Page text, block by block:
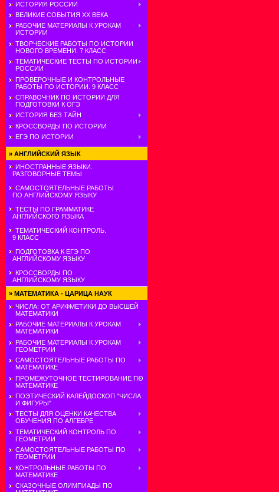
ИСТОРИЯ РОССИИ
ВЕЛИКИЕ СОБЫТИЯ ХХ ВЕКА
РАБОЧИЕ МАТЕРИАЛЫ К УРОКАМ
ИСТОРИИ
ТВОРЧЕСКИЕ РАБОТЫ ПО ИСТОРИИ
НОВОГО ВРЕМЕНИ. 7 КЛАСС
ТЕМАТИЧЕСКИЕ ТЕСТЫ ПО ИСТОРИИ
РОССИИ
ПРОВЕРОЧНЫЕ И КОНТРОЛЬНЫЕ
РАБОТЫ ПО ИСТОРИИ. 9 КЛАСС
СПРАВОЧНИК ПО ИСТОРИИ ДЛЯ
ПОДГОТОВКИ К ОГЭ
ИСТОРИЯ БЕЗ ТАЙН
КРОССВОРДЫ ПО ИСТОРИИ
ЕГЭ ПО ИСТОРИИ
» АНГЛИЙСКИЙ ЯЗЫК
ИНОСТРАННЫЕ ЯЗЫКИ.
РАЗГОВОРНЫЕ ТЕМЫ
САМОСТОЯТЕЛЬНЫЕ РАБОТЫ
ПО АНГЛИЙСКОМУ ЯЗЫКУ
ТЕСТЫ ПО ГРАММАТИКЕ
АНГЛИЙСКОГО ЯЗЫКА
ТЕМАТИЧЕСКИЙ КОНТРОЛЬ.
9 КЛАСС
ПОДГОТОВКА К ЕГЭ ПО
АНГЛИЙСКОМУ ЯЗЫКУ
КРОССВОРДЫ ПО
АНГЛИЙСКОМУ ЯЗЫКУ
» МАТЕМАТИКА - ЦАРИЦА НАУК
ЧИСЛА: ОТ АРИФМЕТИКИ ДО ВЫСШЕЙ
МАТЕМАТИКИ
РАБОЧИЕ МАТЕРИАЛЫ К УРОКАМ
МАТЕМАТИКИ
РАБОЧИЕ МАТЕРИАЛЫ К УРОКАМ
ГЕОМЕТРИИ
САМОСТОЯТЕЛЬНЫЕ РАБОТЫ ПО
МАТЕМАТИКЕ
ПРОМЕЖУТОЧНОЕ ТЕСТИРОВАНИЕ ПО
МАТЕМАТИКЕ
ПОЭТИЧЕСКИЙ КАЛЕЙДОСКОП "ЧИСЛА
И ФИГУРЫ"
ТЕСТЫ ДЛЯ ОЦЕНКИ КАЧЕСТВА
ОБУЧЕНИЯ ПО АЛГЕБРЕ
ТЕМАТИЧЕСКИЙ КОНТРОЛЬ ПО
ГЕОМЕТРИИ
САМОСТОЯТЕЛЬНЫЕ РАБОТЫ ПО
ГЕОМЕТРИИ
КОНТРОЛЬНЫЕ РАБОТЫ ПО
МАТЕМАТИКЕ
СКАЗОЧНЫЕ ОЛИМПИАДЫ ПО